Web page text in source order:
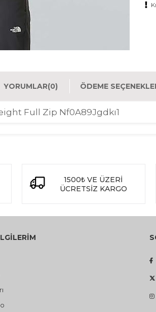
YORUMLAR(0) ÖDEME
Full Zip Nf0A89Jgdkı1
1500₺VE ÜZERİ
ÜCRETSİZ KARGO